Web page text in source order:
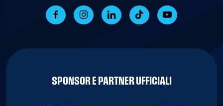
SPONSOR E PARTNER UFFICIALI